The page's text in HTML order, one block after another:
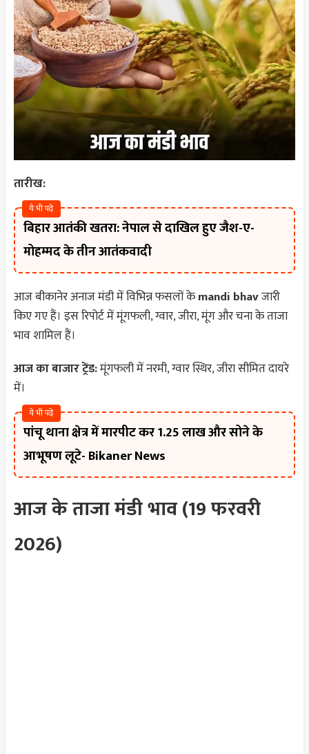
तारीख:
ये भी पढ़े
बिहार आतंकी खतरा: नेपाल से दाखिल हुए जैश-ए-
मोहम्मद के तीन आतंकवादी
आज बीकानेर अनाज मंडी में विभिन्न फसलों केmandi bhavजारी
किए गए हैं। इस रिपोर्ट में मूंगफली, ग्वार, जीरा, मूंग और चना के ताजा
भाव शामिल हैं।
आज का बाजार ट्रेंड:मूंगफली में नरमी, ग्वार स्थिर, जीरा सीमित दायरे
में।
ये भी पढ़े
पांचू थाना क्षेत्र में मारपीट कर 1.25 लाख और सोने के
आभूषण लूटे- Bikaner News
आज के ताजा मंडी भाव (19 फरवरी
2026)